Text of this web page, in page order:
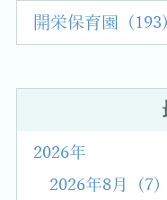
開栄保育園 (193)
2026年
2026年8月 (7)